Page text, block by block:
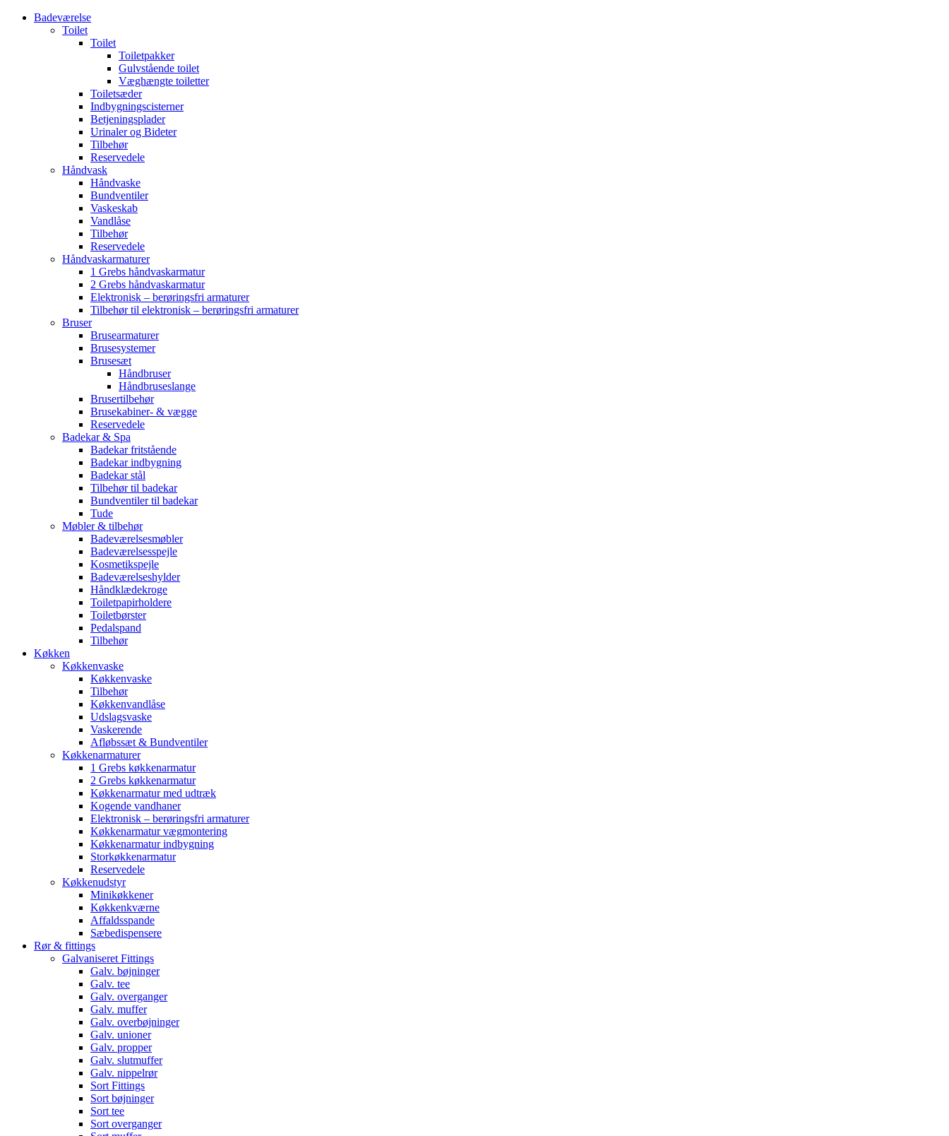
Badeværelse
Toilet
Toilet
Toiletpakker
Gulvstående toilet
Væghængte toiletter
Toiletsæder
Indbygningscisterner
Betjeningsplader
Urinaler og Bideter
Tilbehør
Reservedele
Håndvask
Håndvaske
Bundventiler
Vaskeskab
Vandlåse
Tilbehør
Reservedele
Håndvaskarmaturer
1 Grebs håndvaskarmatur
2 Grebs håndvaskarmatur
Elektronisk – berøringsfri armaturer
Tilbehør til elektronisk – berøringsfri armaturer
Bruser
Brusearmaturer
Brusesystemer
Brusesæt
Håndbruser
Håndbruseslange
Brusertilbehør
Brusekabiner- & vægge
Reservedele
Badekar & Spa
Badekar fritstående
Badekar indbygning
Badekar stål
Tilbehør til badekar
Bundventiler til badekar
Tude
Møbler & tilbehør
Badeværelsesmøbler
Badeværelsesspejle
Kosmetikspejle
Badeværelseshylder
Håndklædekroge
Toiletpapirholdere
Toiletbørster
Pedalspand
Tilbehør
Køkken
Køkkenvaske
Køkkenvaske
Tilbehør
Køkkenvandlåse
Udslagsvaske
Vaskerende
Afløbssæt & Bundventiler
Køkkenarmaturer
1 Grebs køkkenarmatur
2 Grebs køkkenarmatur
Køkkenarmatur med udtræk
Kogende vandhaner
Elektronisk – berøringsfri armaturer
Køkkenarmatur vægmontering
Køkkenarmatur indbygning
Storkøkkenarmatur
Reservedele
Køkkenudstyr
Minikøkkener
Køkkenkværne
Affaldsspande
Sæbedispensere
Rør & fittings
Galvaniseret Fittings
Galv. bøjninger
Galv. tee
Galv. overganger
Galv. muffer
Galv. overbøjninger
Galv. unioner
Galv. propper
Galv. slutmuffer
Galv. nippelrør
Sort Fittings
Sort bøjninger
Sort tee
Sort overganger